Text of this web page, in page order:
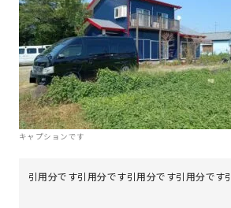
キャプションです
引用分です引用分です引用分です引用分です